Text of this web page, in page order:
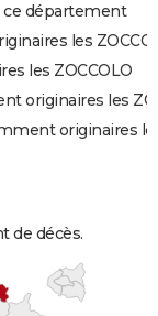
ce département
les
les ZOCCOLO
originaires les
originaires
de décès.